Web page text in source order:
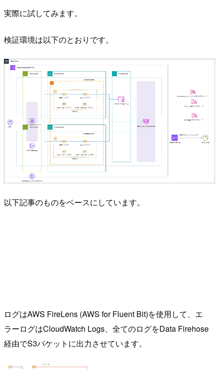
実際に試してみます。
検証環境は以下のとおりです。
以下記事のものをベースにしています。
ログはAWS FireLens (AWS for Fluent Bit)を使用して、エ
ラーログはCloudWatch Logs、全てのログをData Firehose
経由でS3バケットに出力させています。